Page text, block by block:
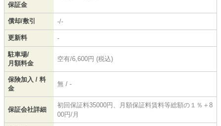
保証金
償却/敷引 -/-
更新料 -
駐車場/
月額料金
空有/6,600円 (税込)
保険加入 / 料
金
無 / -
保証会社詳細
初回保証料35000円、月額保証料賃料等総額の１％＋8
00円/月